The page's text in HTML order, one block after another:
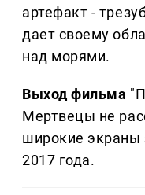
артефакт -
дает своему
над морями.
Выход фильма
Мертвецы не
широкие экраны
2017 года.